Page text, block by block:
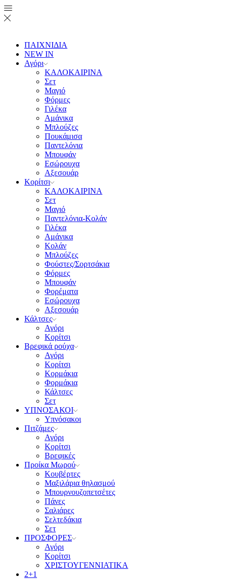
ΠΑΙΧΝΙΔΙΑ
NEW IN
Αγόρι
ΚΑΛΟΚΑΙΡΙΝΑ
Σετ
Μαγιό
Φόρμες
Γιλέκα
Αμάνικα
Μπλούζες
Πουκάμισα
Παντελόνια
Μπουφάν
Εσώρουχα
Αξεσουάρ
Κορίτσι
ΚΑΛΟΚΑΙΡΙΝΑ
Σετ
Μαγιό
Παντελόνια-Κολάν
Γιλέκα
Αμάνικα
Κολάν
Μπλούζες
Φούστες/Σορτσάκια
Φόρμες
Μπουφάν
Φορέματα
Εσώρουχα
Αξεσουάρ
Κάλτσες
Αγόρι
Κορίτσι
Βρεφικά ρούχα
Αγόρι
Κορίτσι
Κορμάκια
Φορμάκια
Κάλτσες
Σετ
ΥΠΝΟΣΑΚΟΙ
Υπνόσακοι
Πιτζάμες
Αγόρι
Κορίτσι
Βρεφικές
Προίκα Μωρού
Κουβέρτες
Μαξιλάρια θηλασμού
Μπουρνουζοπετσέτες
Πάνες
Σαλιάρες
Σελτεδάκια
Σετ
ΠΡΟΣΦΟΡΕΣ
Αγόρι
Κορίτσι
ΧΡΙΣΤΟΥΓΕΝΝΙΑΤΙΚΑ
2+1